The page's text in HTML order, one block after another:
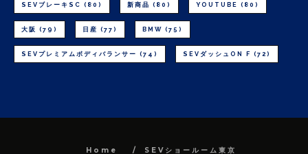
SEVブレーキSC (80) 新商品 (80) YOUTUBE (80)
大阪 (79) 日産 (77) BMW (75)
SEVプレミアムボディバランサー (74) SEVダッシュON F (72)
Home SEVショールーム東京